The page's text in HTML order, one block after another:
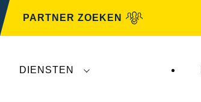
PARTNER ZOEKEN
DIENSTEN